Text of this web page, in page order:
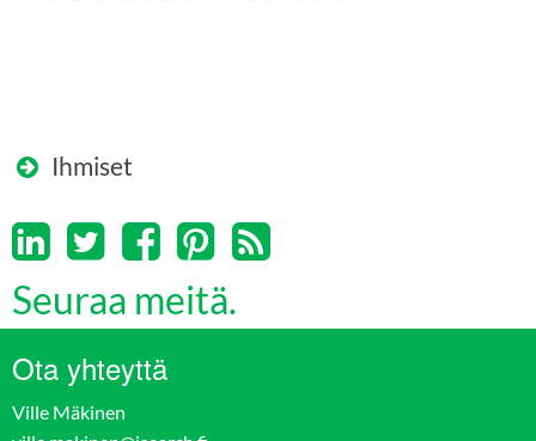
Ihmiset
Seuraa meitä.
Ota yhteyttä
Ville Mäkinen